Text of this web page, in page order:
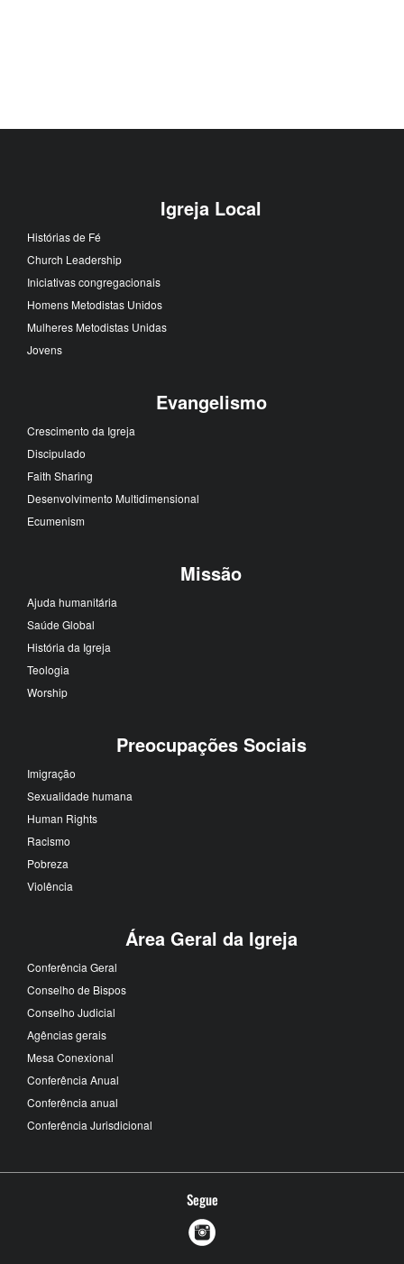
Igreja Local
Histórias de Fé
Church Leadership
Iniciativas congregacionais
Homens Metodistas Unidos
Mulheres Metodistas Unidas
Jovens
Evangelismo
Crescimento da Igreja
Discipulado
Faith Sharing
Desenvolvimento Multidimensional
Ecumenism
Missão
Ajuda humanitária
Saúde Global
História da Igreja
Teologia
Worship
Preocupações Sociais
Imigração
Sexualidade humana
Human Rights
Racismo
Pobreza
Violência
Área Geral da Igreja
Conferência Geral
Conselho de Bispos
Conselho Judicial
Agências gerais
Mesa Conexional
Conferência Anual
Conferência anual
Conferência Jurisdicional
Segue